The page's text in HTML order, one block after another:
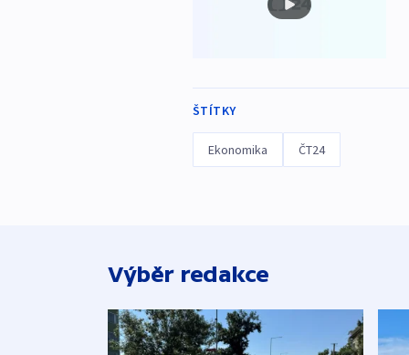
ŠTÍTKY
Ekonomika ČT24
Výběr redakce